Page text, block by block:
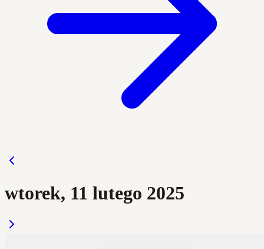
wtorek, 11 lutego 2025